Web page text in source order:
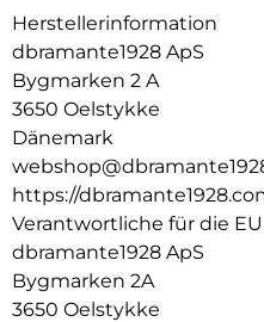
Herstellerinformation
dbramante1928 ApS
Bygmarken 2 A
3650 Oelstykke
Dänemark
https://
Verantwortliche für die EU
dbramante1928 ApS
Bygmarken 2A
3650 Oelstykke